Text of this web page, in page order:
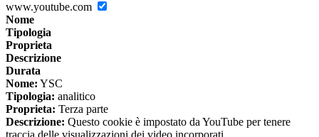
www.youtube.com
Nome
Tipologia
Proprieta
Descrizione
Durata
Nome: YSC
Tipologia: analitico
Proprieta: Terza parte
Descrizione: Questo cookie è impostato da YouTube per tenere
traccia delle visualizzazioni dei video incorporati.